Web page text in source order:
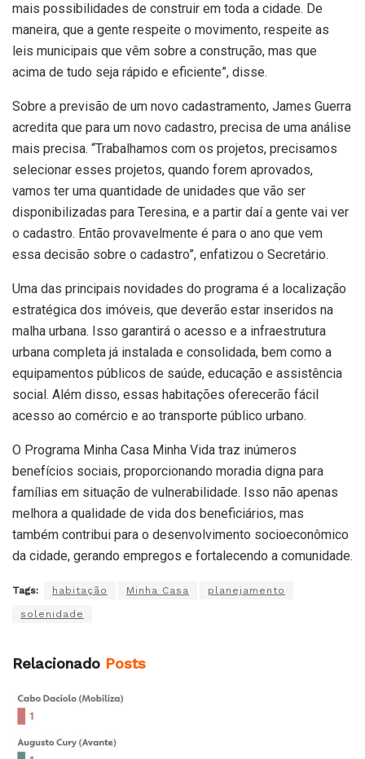
mais possibilidades de construir em toda a cidade. De
maneira, que a gente respeite o movimento, respeite as
leis municipais que vêm sobre a construção, mas que
acima de tudo seja rápido e eficiente”, disse.
Sobre a previsão de um novo cadastramento, James Guerra
acredita que para um novo cadastro, precisa de uma análise
mais precisa. “Trabalhamos com os projetos, precisamos
selecionar esses projetos, quando forem aprovados,
vamos ter uma quantidade de unidades que vão ser
disponibilizadas para Teresina, e a partir daí a gente vai ver
o cadastro. Então provavelmente é para o ano que vem
essa decisão sobre o cadastro”, enfatizou o Secretário.
Uma das principais novidades do programa é a localização
estratégica dos imóveis, que deverão estar inseridos na
malha urbana. Isso garantirá o acesso e a infraestrutura
urbana completa já instalada e consolidada, bem como a
equipamentos públicos de saúde, educação e assistência
social. Além disso, essas habitações oferecerão fácil
acesso ao comércio e ao transporte público urbano.
O Programa Minha Casa Minha Vida traz inúmeros
benefícios sociais, proporcionando moradia digna para
famílias em situação de vulnerabilidade. Isso não apenas
melhora a qualidade de vida dos beneficiários, mas
também contribui para o desenvolvimento socioeconômico
da cidade, gerando empregos e fortalecendo a comunidade.
Tags: habitação Minha Casa planejamento
solenidade
Relacionado Posts